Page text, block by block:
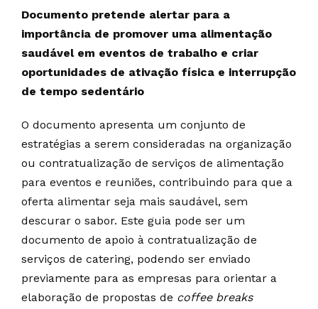
Documento pretende alertar para a
importância de promover uma alimentação
saudável em eventos de trabalho e criar
oportunidades de ativação física e interrupção
de tempo sedentário
O documento apresenta um conjunto de
estratégias a serem consideradas na organização
ou contratualização de serviços de alimentação
para eventos e reuniões, contribuindo para que a
oferta alimentar seja mais saudável, sem
descurar o sabor. Este guia pode ser um
documento de apoio à contratualização de
serviços de catering, podendo ser enviado
previamente para as empresas para orientar a
elaboração de propostas de coffee breaks